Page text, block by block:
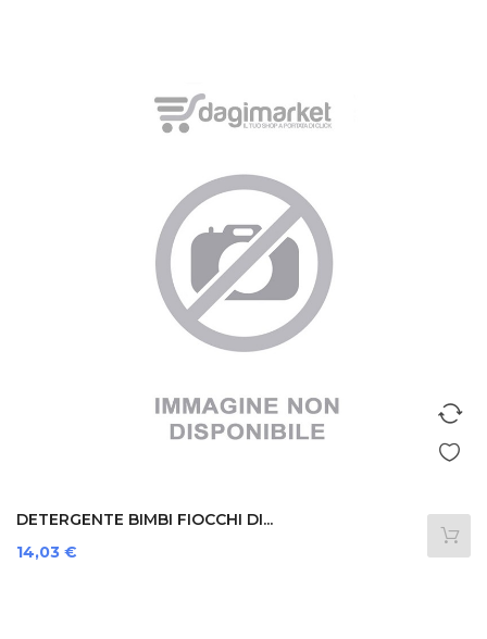
DETERGENTE BIMBI FIOCCHI DI...
Prezzo
14,03 €